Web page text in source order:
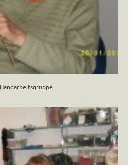
Handarbeitsgruppe